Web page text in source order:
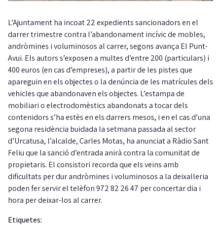
L’Ajuntament ha incoat 22 expedients sancionadors en el
darrer trimestre contra l’abandonament incívic de mobles,
andròmines i voluminosos al carrer, segons avança El Punt-
Avui. Els autors s’exposen a multes d’entre 200 (particulars) i
400 euros (en cas d’empreses), a partir de les pistes que
apareguin en els objectes o la denúncia de les matrícules dels
vehicles que abandonaven els objectes. L’estampa de
mobiliari o electrodomèstics abandonats a tocar dels
contenidors s’ha estès en els darrers mesos, i en el cas d’una
segona residència buidada la setmana passada al sector
d’Urcatusa, l’alcalde, Carles Motas, ha anunciat a Ràdio Sant
Feliu que la sanció d’entrada anirà contra la comunitat de
propietaris. El consistori recorda que els veïns amb
dificultats per dur andròmines i voluminosos a la deixalleria
poden fer servir el telèfon 972 82 26 47 per concertar dia i
hora per deixar-los al carrer.
Etiquetes: